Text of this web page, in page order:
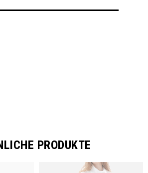
PRODUKTE